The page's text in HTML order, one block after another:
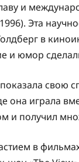
и
Эта
в
и юмор
свою
она играла
и получил
в